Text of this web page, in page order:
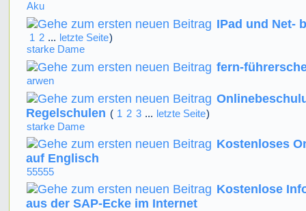
Aku
IPad und Net-
1 2 ... letzte Seite)
starke Dame
fern-
arwen
Regelschulen ( 1 2 3 ... letzte Seite)
starke Dame
Kostenloses
auf Englisch
55555
Kostenlose
aus der SAP-Ecke im Internet